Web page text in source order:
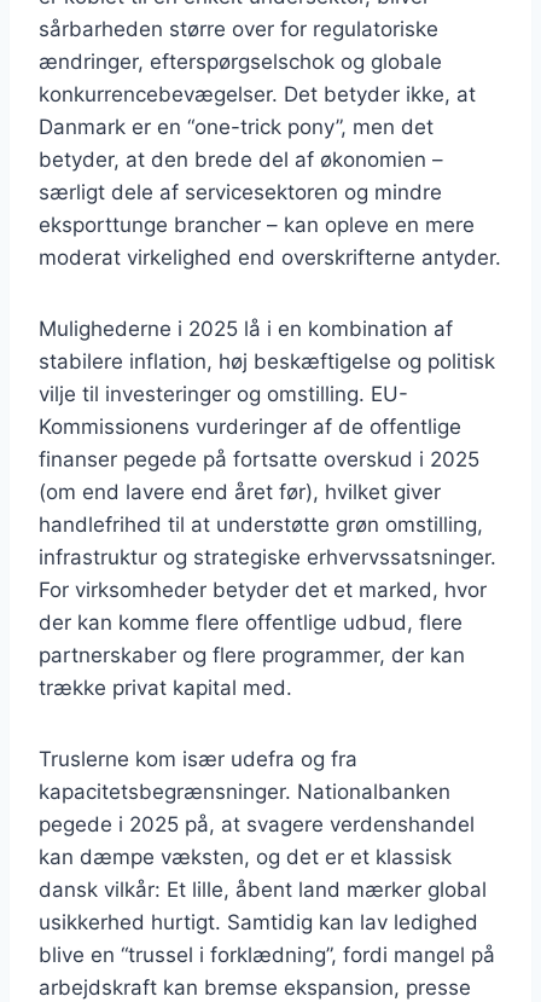
sårbarheden større over for regulatoriske
ændringer, efterspørgselschok og globale
konkurrencebevægelser. Det betyder ikke, at
Danmark er en “one-trick pony”, men det
betyder, at den brede del af økonomien –
særligt dele af servicesektoren og mindre
eksporttunge brancher – kan opleve en mere
moderat virkelighed end overskrifterne antyder.
Mulighederne i 2025 lå i en kombination af
stabilere inflation, høj beskæftigelse og politisk
vilje til investeringer og omstilling. EU-
Kommissionens vurderinger af de offentlige
finanser pegede på fortsatte overskud i 2025
(om end lavere end året før), hvilket giver
handlefrihed til at understøtte grøn omstilling,
infrastruktur og strategiske erhvervssatsninger.
For virksomheder betyder det et marked, hvor
der kan komme flere offentlige udbud, flere
partnerskaber og flere programmer, der kan
trække privat kapital med.
Truslerne kom især udefra og fra
kapacitetsbegrænsninger. Nationalbanken
pegede i 2025 på, at svagere verdenshandel
kan dæmpe væksten, og det er et klassisk
dansk vilkår: Et lille, åbent land mærker global
usikkerhed hurtigt. Samtidig kan lav ledighed
blive en “trussel i forklædning”, fordi mangel på
arbejdskraft kan bremse ekspansion, presse